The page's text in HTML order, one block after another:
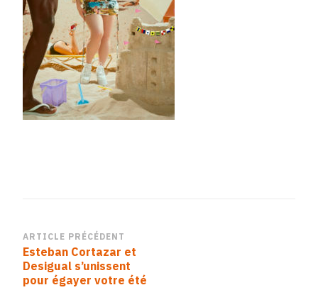
Navigation
d’article
ARTICLE PRÉCÉDENT
Esteban Cortazar et
Desigual s’unissent
pour égayer votre été